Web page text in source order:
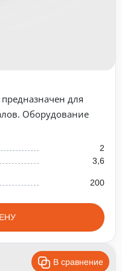
для
Оборудование
2
3,6
200
В сравнение